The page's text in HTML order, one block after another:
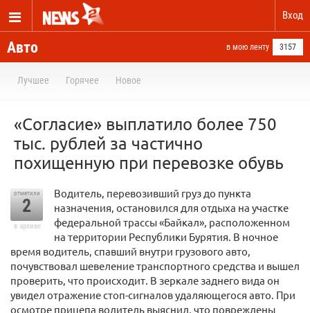
Вход
Авто в мою ленту 3157
Лучшее Горячее Новое
«Согласие» выплатило более 750
тыс. рублей за частично
похищенную при перевозке обувь
отметили
2
в архиве
Водитель, перевозивший груз до пункта
назначения, остановился для отдыха на участке
федеральной трассы «Байкал», расположенном
на территории Республики Бурятия. В ночное
время водитель, спавший внутри грузового авто,
почувствовал шевеление транспортного средства и вышел
проверить, что происходит. В зеркале заднего вида он
увидел отражение стоп-сигналов удаляющегося авто. При
осмотре прицепа водитель выяснил, что повреждены